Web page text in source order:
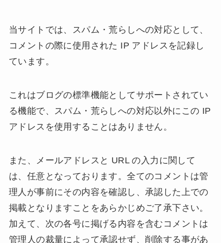
当サイトでは、スパム・荒らしへの対応として、
コメントの際に使用された IP アドレスを記録し
ています。
これはブログの標準機能としてサポートされてい
る機能で、スパム・荒らしへの対応以外にこの IP
アドレスを使用することはありません。
また、メールアドレスと URL の入力に関して
は、任意となっております。全てのコメントは管
理人が事前にその内容を確認し、承認した上での
掲載となりますことをあらかじめご了承下さい。
加えて、次の各号に掲げる内容を含むコメントは
管理人の裁量によって承認せず、削除する事があ